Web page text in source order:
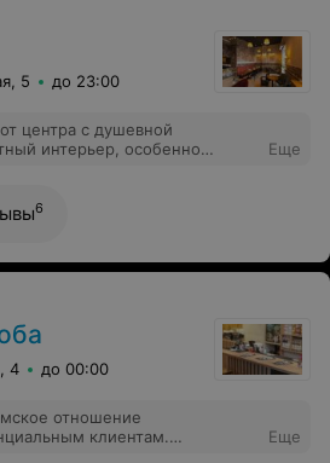
5 до 23:00
центра с душевной
интерьер, особенно
фирменный сэндвич
и вялеными томатами)
ценам. Рекомендую к
Еще
6
4 до 00:00
отношение
клиентам.
Еще